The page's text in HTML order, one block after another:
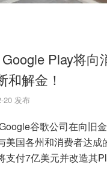
Play将向
和解金！
20 发布
谷歌公司在向旧
美国各州和消费者达成
支付7亿美元并改造其